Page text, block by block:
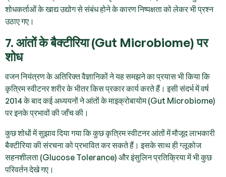
शोधकर्ताओं के खाद्य उद्योग से संबंध होने के कारण निष्पक्षता को लेकर भी प्रश्न
उठाए गए।
7. आंतों के बैक्टीरिया (Gut Microbiome) पर
शोध
वजन नियंत्रण के अतिरिक्त वैज्ञानिकों ने यह समझने का प्रयास भी किया कि
कृत्रिम स्वीटनर शरीर के भीतर किस प्रकार कार्य करते हैं। इसी संदर्भ में वर्ष
2014 के बाद कई अध्ययनों ने आंतों के माइक्रोबायोम (Gut Microbiome)
पर इनके प्रभावों की जाँच की।
कुछ शोधों में सुझाव दिया गया कि कुछ कृत्रिम स्वीटनर आंतों में मौजूद लाभकारी
बैक्टीरिया की संरचना को प्रभावित कर सकते हैं। इसके साथ ही ग्लूकोज
सहनशीलता (Glucose Tolerance) और इंसुलिन प्रतिक्रिया में भी कुछ
परिवर्तन देखे गए।